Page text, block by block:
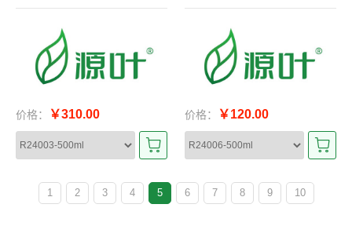
价格： ￥310.00 价格： ￥120.00
1 2 3 4 5 6 7 8 9 10